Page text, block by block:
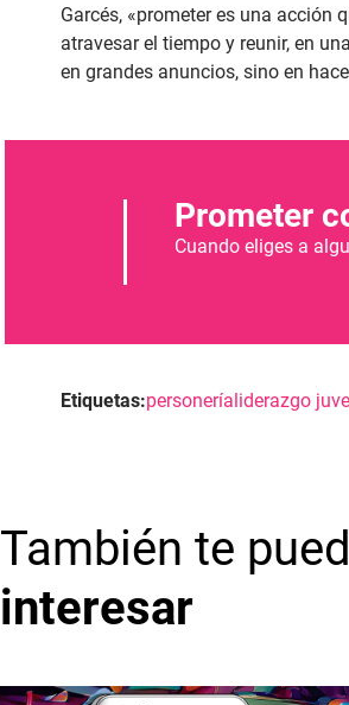
Garcés, «prometer es una acción
atravesar el tiempo y reunir, en
en grandes anuncios, sino en
Prometer
Cuando eliges a
Etiquetas:personeríaliderazgo
También te
interesar